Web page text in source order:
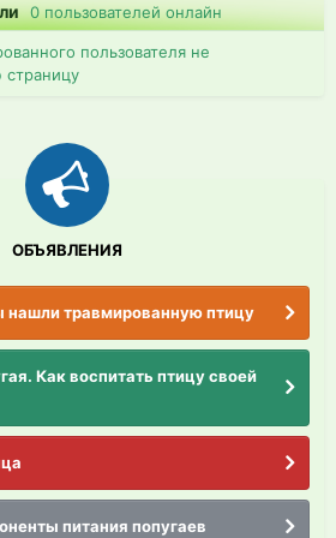
0 пользователей онлайн
пользователя не
страницу
ОБЪЯВЛЕНИЯ
нашли травмированную птицу
Как воспитать птицу своей
питания попугаев